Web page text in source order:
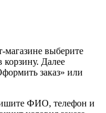
магазине выберите
корзину. Далее
заказ» или
ФИО, телефон и